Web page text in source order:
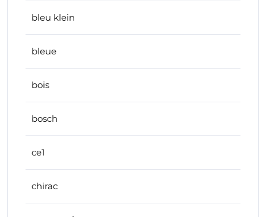
bleu klein
bleue
bois
bosch
ce1
chirac